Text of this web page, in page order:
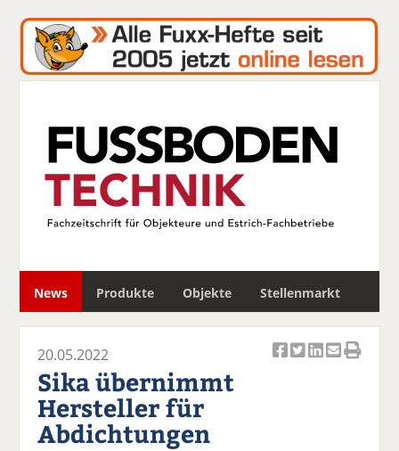
News Produkte Objekte Stellenmarkt
c
20.05.2022
Sika übernimmt
Hersteller für
Abdichtungen